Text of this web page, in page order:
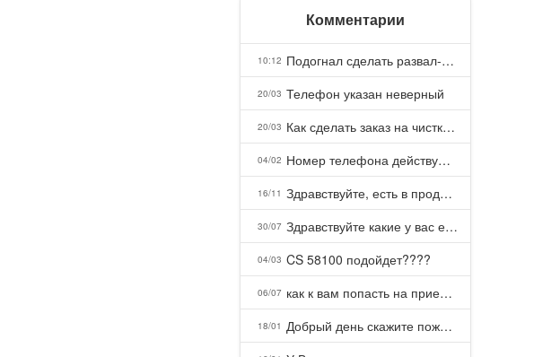
Комментарии
10:12 Подогнал сделать развал-схождение, сделали- машина уходит на право и колеса проверил все хорошо с атмосферами ужас как можно делать авто, не ужели не берегут свою репутацию, не советую.
20/03 Телефон указан неверный
20/03 Как сделать заказ на чистку пуховых подушек?
04/02 Номер телефона действующий можно узнать почему номер неправельный
16/11 Здравствуйте, есть в продаже? Есть доставка до Казани?
30/07 Здравствуйте какие у вас есть курсы и какая цена, ?
04/03 CS 58100 подойдет????
06/07 как к вам попасть на прием? Или дозвониться, трубку не берете.
18/01 Добрый день скажите пожалуйста как можно с вами связаться . Телефон не отвечает .Заказала кухню в тц Хороший есть претензии а менеджер контактов не дает .Что делать?